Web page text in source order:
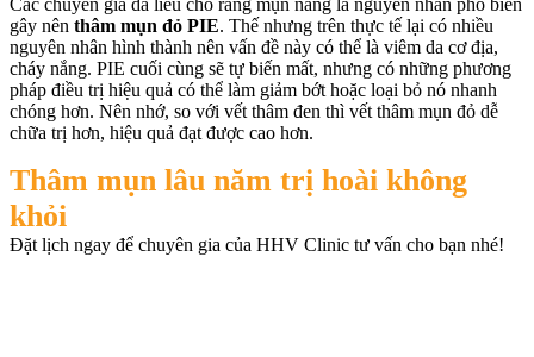
Các chuyên gia da liễu cho rằng mụn nang là nguyên nhân phổ biến
gây nên thâm mụn đỏ PIE. Thế nhưng trên thực tế lại có nhiều
nguyên nhân hình thành nên vấn đề này có thể là viêm da cơ địa,
cháy nắng. PIE cuối cùng sẽ tự biến mất, nhưng có những phương
pháp điều trị hiệu quả có thể làm giảm bớt hoặc loại bỏ nó nhanh
chóng hơn. Nên nhớ, so với vết thâm đen thì vết thâm mụn đỏ dễ
chữa trị hơn, hiệu quả đạt được cao hơn.
Thâm mụn lâu năm trị hoài không
khỏi
Đặt lịch ngay để chuyên gia của HHV Clinic tư vấn cho bạn nhé!